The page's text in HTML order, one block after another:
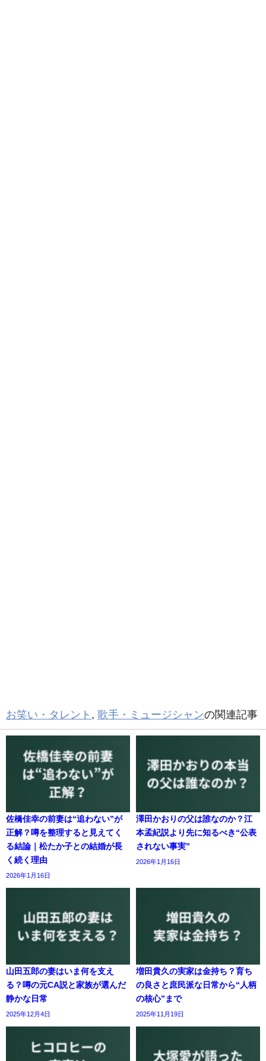
お笑い・タレント , 歌手・ミュージシャンの関連記事
佐橋佳幸の前妻は“追わない”が
正解？噂を整理すると見えてく
る結論｜松たか子との結婚が長
く続く理由
2026年1月16日
澤田かおりの父は誰なのか？江
本孟紀説より先に知るべき“公表
されない事実”
2026年1月16日
山田五郎の妻はいま何を支え
る？噂の元CA説と家族が選んだ
静かな日常
2025年12月4日
増田貴久の実家は金持ち？育ち
の良さと庶民派な日常から“人柄
の核心”まで
2025年11月19日